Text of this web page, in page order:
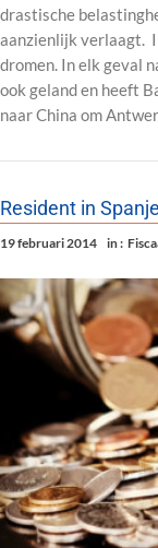
drastische
aanzienlijk verlaagt.
dromen. In elk geval
ook geland en heeft
naar China om
Resident in
19 februari 2014 in :